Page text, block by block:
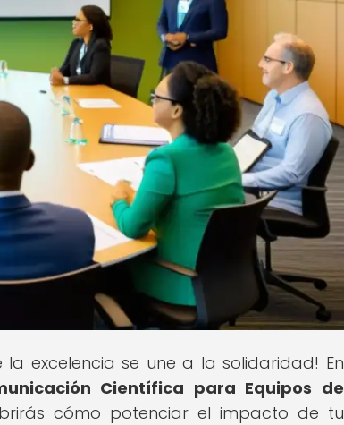
excelencia se une a la solidaridad! En
Científica para Equipos de
cómo potenciar el impacto de tu